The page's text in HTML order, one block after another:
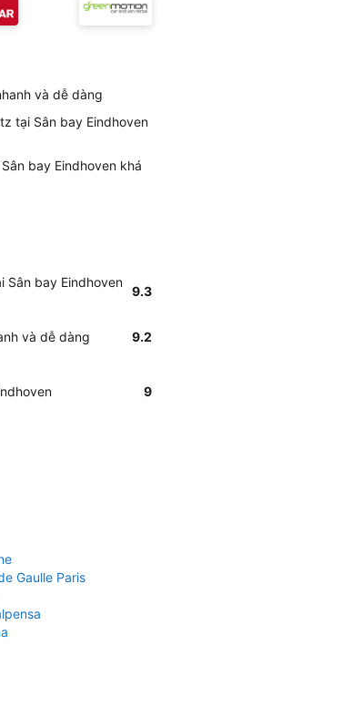
và dễ dàng
tại Sân bay Eindhoven
bay Eindhoven khá
Sân bay Eindhoven
9.3
và dễ dàng 9.2
9
Gaulle Paris